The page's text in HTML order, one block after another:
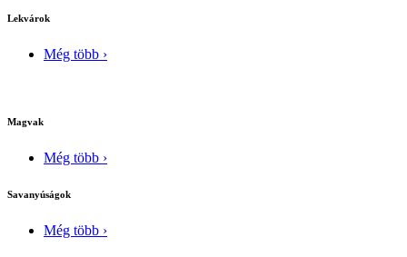
Lekvárok
Még több ›
Magvak
Még több ›
Savanyúságok
Még több ›